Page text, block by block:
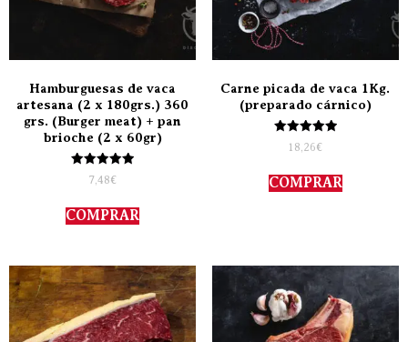
Hamburguesas de vaca
artesana (2 x 180grs.) 360
grs. (Burger meat) + pan
brioche (2 x 60gr)
Valorado
con
de 5
7,48€
COMPRAR
Carne picada de vaca 1Kg.
(preparado cárnico)
Valorado
con
de 5
18,26€
COMPRAR